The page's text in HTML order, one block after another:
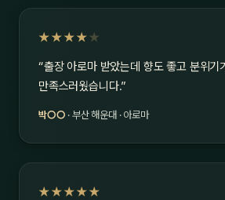
★★★★ ★
“출장 아로마 받았는데 향도 좋고 분위기
만족스러웠습니다.”
박○○ · 부산 해운대 · 아로마
★★★★★